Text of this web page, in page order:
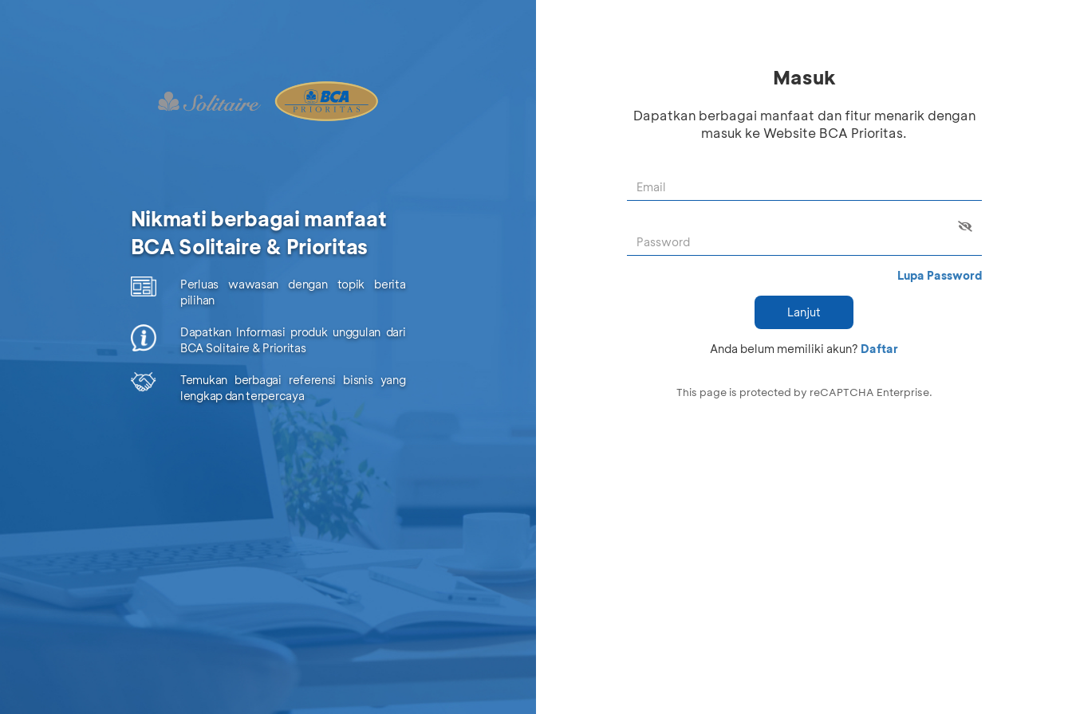
Nikmati berbagai manfaat
BCA Solitaire & Prioritas
Perluas wawasan dengan topik berita
pilihan
Dapatkan Informasi produk unggulan dari
BCA Solitaire & Prioritas
Temukan berbagai referensi bisnis yang
lengkap dan terpercaya
Masuk
Dapatkan berbagai manfaat dan fitur menarik dengan
masuk ke Website BCA Prioritas.
Lupa Password
Lanjut
Anda belum memiliki akun? Daftar
This page is protected by reCAPTCHA Enterprise.